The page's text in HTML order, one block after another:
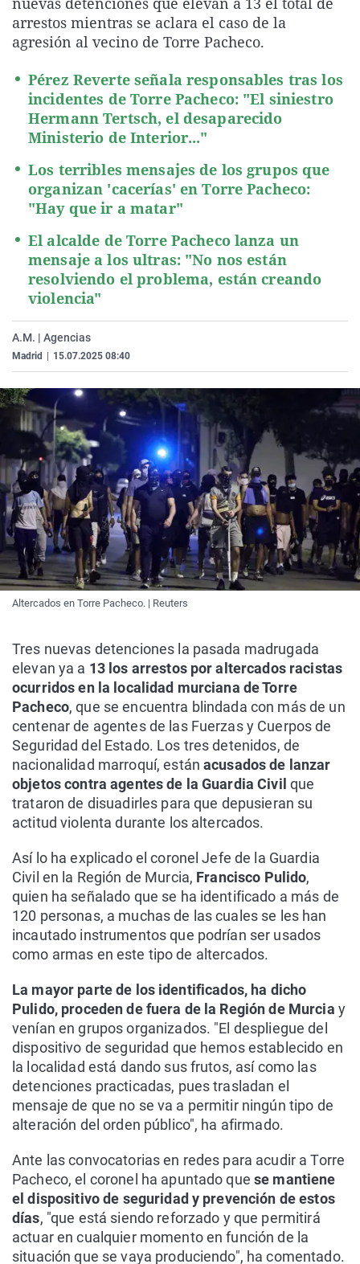
La rosa de los vientos
Gente viajera
Caso
Retornados
Operación Viuda
Extremadura
Galicia
Navarra
País Vasco
Virales
Televisión
arrestos mientras se aclara el caso de la
agresión al vecino de Torre Pacheco.
Pérez Reverte señala responsables tras los
incidentes de Torre Pacheco: "El siniestro
Hermann Tertsch, el desaparecido
Ministerio de Interior..."
Los terribles mensajes de los grupos que
organizan 'cacerías' en Torre Pacheco:
"Hay que ir a matar"
El alcalde de Torre Pacheco lanza un
mensaje a los ultras: "No nos están
resolviendo el problema, están creando
violencia"
A.M. | Agencias
Madrid 15.07.2025 08:40
Altercados en Torre Pacheco. | Reuters
Tres nuevas detenciones la pasada madrugada
elevan ya a 13 los arrestos por altercados racistas
ocurridos en la localidad murciana de Torre
Pacheco, que se encuentra blindada con más de un
centenar de agentes de las Fuerzas y Cuerpos de
Seguridad del Estado. Los tres detenidos, de
nacionalidad marroquí, estánacusados de lanzar
objetos contra agentes de la Guardia Civil que
trataron de disuadirles para que depusieran su
actitud violenta durante los altercados.
Así lo ha explicado el coronel Jefe de la Guardia
Civil en la Región de Murcia, Francisco Pulido,
quien ha señalado que se ha identificado a más de
120 personas, a muchas de las cuales se les han
incautado instrumentos que podrían ser usados
como armas en este tipo de altercados.
La mayor parte de los identificados, ha dicho
Pulido, proceden de fuera de la Región de Murcia y
venían en grupos organizados. "El despliegue del
dispositivo de seguridad que hemos establecido en
la localidad está dando sus frutos, así como las
detenciones practicadas, pues trasladan el
mensaje de que no se va a permitir ningún tipo de
alteración del orden público", ha afirmado.
Ante las convocatorias en redes para acudir a Torre
Pacheco, el coronel ha apuntado quese mantiene
el dispositivo de seguridad y prevención de estos
días, "que está siendo reforzado y que permitirá
actuar en cualquier momento en función de la
situación que se vaya produciendo", ha comentado.